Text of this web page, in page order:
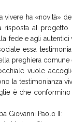
ha «novità»
risposta al
fede e agli
essa
preghiera
vuole
la testimonianza
è che
Giovanni Paolo II: